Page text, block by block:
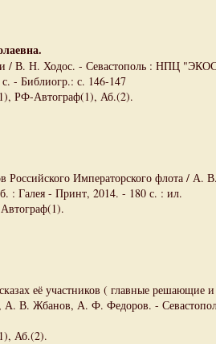
/ В. Н. Ходос. - Севастополь : НПЦ
- Библиогр.: с. 146-147
РФ-Автограф(1), Аб.(2).
Российского Императорского флота / А.
Галея - Принт, 2014. - 180 с. : ил.
её участников ( главные решающие и
В. Жбанов, А. Ф. Федоров. -
Аб.(2).